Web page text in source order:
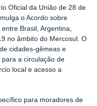
Oficial da União de 28 de
o Acordo sobre
Brasil, Argentina,
no âmbito do Mercosul. O
cidades-gêmeas e
a circulação de
local e acesso a
para moradores de